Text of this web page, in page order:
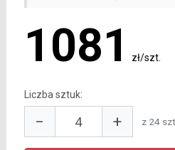
1081 zł/szt.
Liczba sztuk:
− + z 24